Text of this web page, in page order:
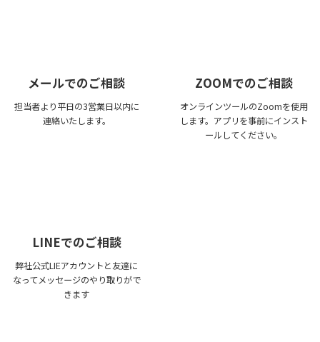
メールでのご相談
担当者より平日の3営業日以内に
連絡いたします。
ZOOMでのご相談
オンラインツールのZoomを使用
します。アプリを事前にインスト
ールしてください。
LINEでのご相談
弊社公式LIEアカウントと友達に
なってメッセージのやり取りがで
きます